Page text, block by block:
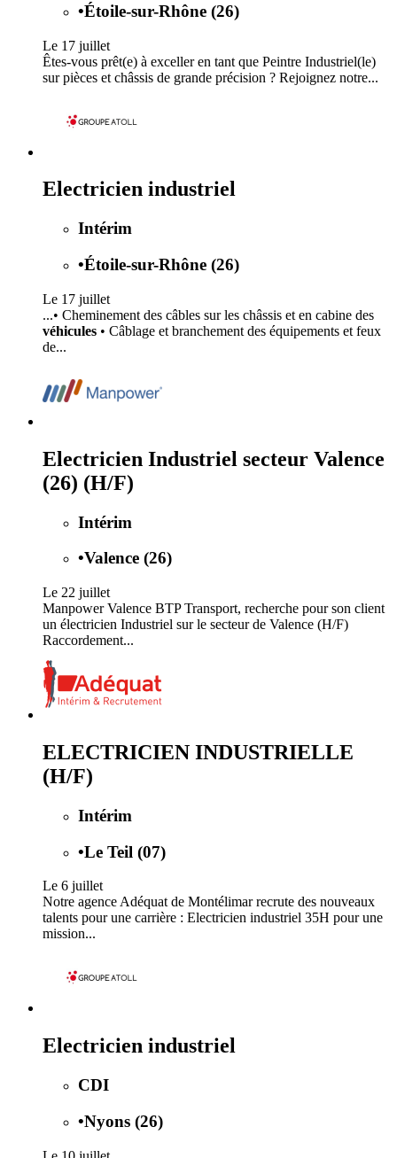
•Étoile-sur-Rhône (26)
Le 17 juillet
Êtes-vous prêt(e) à exceller en tant que Peintre Industriel(le)
sur pièces et châssis de grande précision ? Rejoignez notre...
Electricien industriel
Intérim
•Étoile-sur-Rhône (26)
Le 17 juillet
...• Cheminement des câbles sur les châssis et en cabine des
véhicules • Câblage et branchement des équipements et feux
de...
Electricien Industriel secteur Valence
(26) (H/F)
Intérim
•Valence (26)
Le 22 juillet
Manpower Valence BTP Transport, recherche pour son client
un électricien Industriel sur le secteur de Valence (H/F)
Raccordement...
ELECTRICIEN INDUSTRIELLE
(H/F)
Intérim
•Le Teil (07)
Le 6 juillet
Notre agence Adéquat de Montélimar recrute des nouveaux
talents pour une carrière : Electricien industriel 35H pour une
mission...
Electricien industriel
CDI
•Nyons (26)